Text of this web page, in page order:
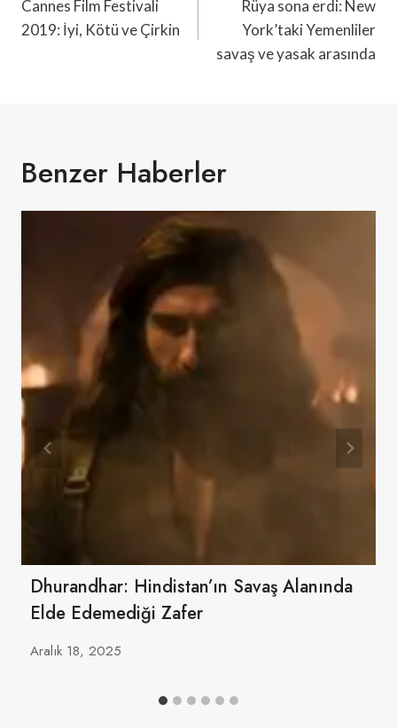
Gezinmesi
Cannes Film Festivali
2019: İyi, Kötü ve Çirkin
Rüya sona erdi: New
York’taki Yemenliler
savaş ve yasak arasında
Benzer Haberler
Dhurandhar: Hindistan’ın Savaş Alanında
Elde Edemediği Zafer
Aralık 18, 2025